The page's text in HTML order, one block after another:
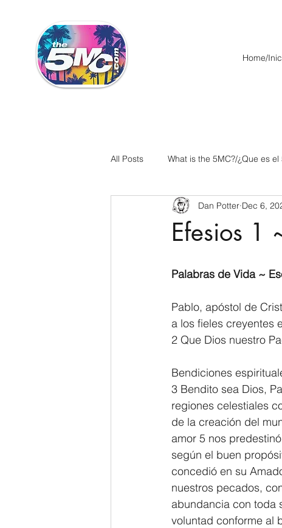
Home/
All Posts What is the 5MC?/¿Que es el
Acts/Hechos Romans/Romanos
2 Thessalonians/2 Tesalonicenses
2 John/2 Juan 3 John/3 Juan
Efesios 1
Dan Potter Dec 6,
Palabras de Vida ~
Pablo, apóstol de
a los fieles creyentes
2 Que Dios nuestro
Bendiciones
3 Bendito sea Dios,
regiones celestiales
de la creación del
amor 5 nos
según el buen
concedió en su
nuestros pecados,
abundancia con toda
voluntad conforme al